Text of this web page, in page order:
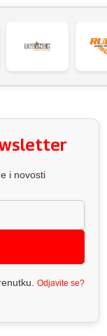
i novosti
Odjavite se?